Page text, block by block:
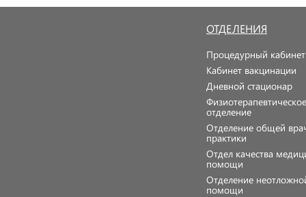
ОТДЕЛЕНИЯ
Процедурный кабинет
Кабинет вакцинации
Дневной стационар
Физиотерапевтическое
отделение
Отделение общей
практики
Отдел качества
помощи
Отделение
помощи